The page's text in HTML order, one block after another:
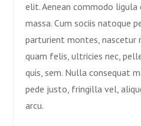
elit. Aenean commodo ligula
massa. Cum sociis natoque
parturient montes, nascetur
quam felis, ultricies nec,
quis, sem. Nulla consequat
pede justo, fringilla vel,
arcu.